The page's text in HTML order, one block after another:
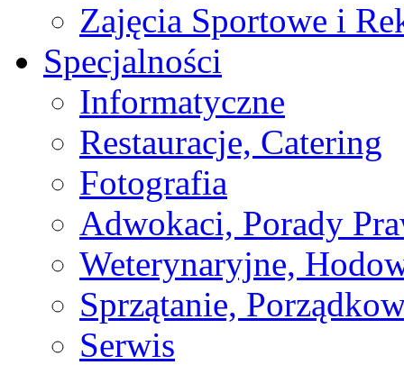
Zajęcia Sportowe i
Specjalności
Informatyczne
Restauracje, Catering
Fotografia
Adwokaci, Porady
Weterynaryjne,
Sprzątanie,
Serwis